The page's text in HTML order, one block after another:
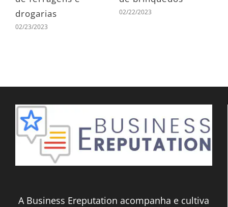
drogarias
02/23/2023
02/22/2023
A Business Ereputation acompanha e cultiva